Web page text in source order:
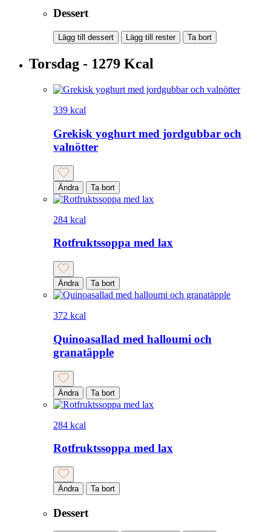
Dessert
Lägg till dessert Lägg till rester Ta bort
Torsdag - 1279 Kcal
339 kcal
Grekisk yoghurt med jordgubbar och
valnötter
Ändra Ta bort
284 kcal
Rotfruktssoppa med lax
Ändra Ta bort
372 kcal
Quinoasallad med halloumi och
granatäpple
Ändra Ta bort
284 kcal
Rotfruktssoppa med lax
Ändra Ta bort
Dessert